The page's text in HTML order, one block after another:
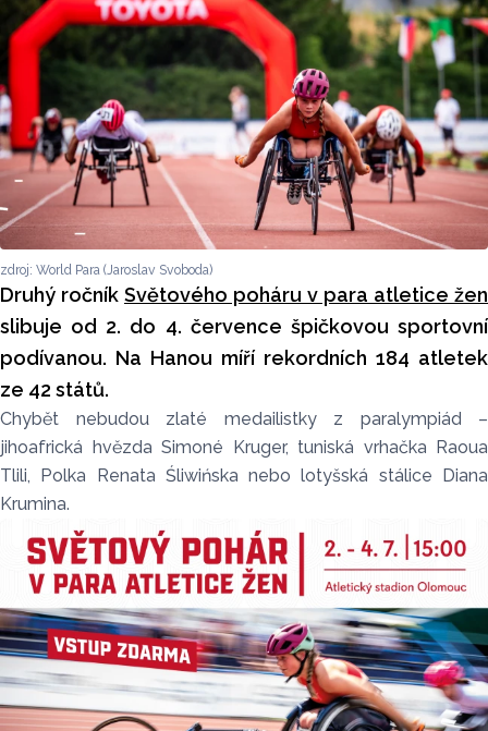
zdroj: World Para (Jaroslav Svoboda)
Druhý ročník Světového poháru v para atletice žen
slibuje od 2. do 4. července špičkovou sportovní
podívanou. Na Hanou míří rekordních 184 atletek
ze 42 států.
Chybět nebudou zlaté medailistky z paralympiád –
jihoafrická hvězda Simoné Kruger, tuniská vrhačka Raoua
Tlili, Polka Renata Śliwińska nebo lotyšská stálice Diana
Krumina.